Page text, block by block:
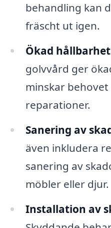
behandling kan
fräscht ut igen.
Ökad
golvvård ger
minskar
reparationer.
Sanering av
även inkludera
sanering av
möbler eller djur.
Installation av